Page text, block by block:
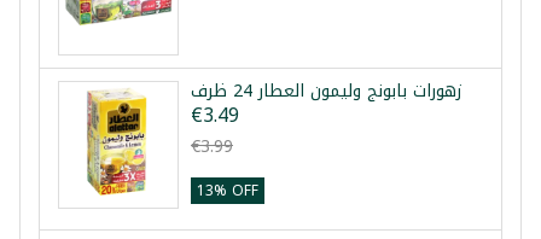
زهورات بابونج وليمون العطار 24 ظرف
€3.49
€3.99
13% OFF